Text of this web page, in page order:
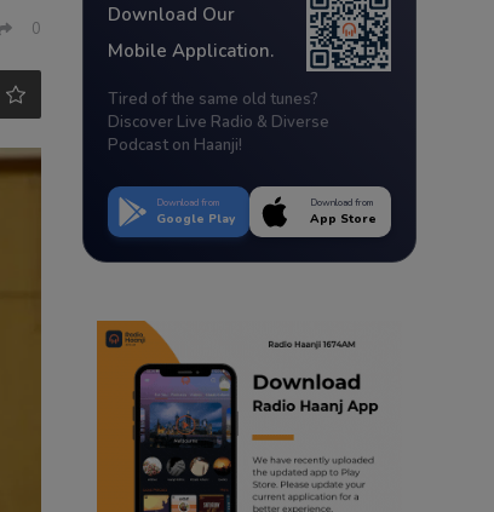
0
Download Our
Mobile Application.
Tired of the same old tunes?
Discover Live Radio & Diverse
Podcast on Haanji!
Download from
Google Play
Download from
App Store